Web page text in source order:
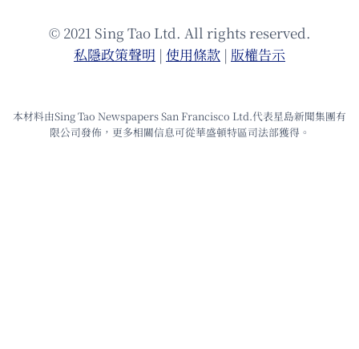
© 2021 Sing Tao Ltd. All rights reserved.
私隱政策聲明 | 使⽤條款 | 版權告⽰
本材料由Sing Tao Newspapers San Francisco Ltd.代表星島新聞集團有
限公司發佈，更多相關信息可從華盛頓特區司法部獲得。